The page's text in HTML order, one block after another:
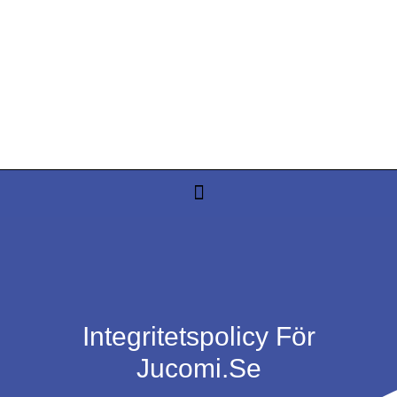
Integritetspolicy För
Jucomi.se